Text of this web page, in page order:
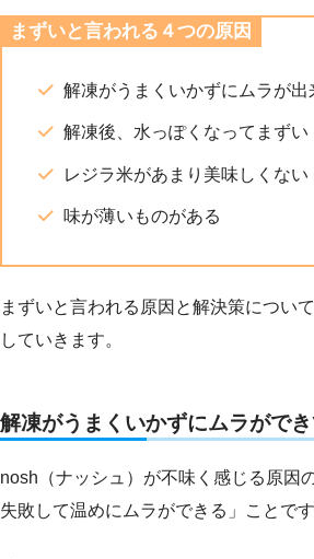
まずいと言われる４つの原因
解凍がうまくいかずにムラが出
解凍後、水っぽくなってまずい
レジラ米があまり美味しくない
味が薄いものがある
まずいと言われる原因と解決策につい
していきます。
解凍がうまくいかずにムラができ
nosh（ナッシュ）が不味く感じる原因
失敗して温めにムラができる」ことです